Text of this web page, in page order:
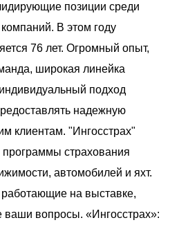
позиции среди
В этом году
76 лет. Огромный опыт,
широкая линейка
подход
надежную
клиентам. "Ингосстрах"
программы страхования
автомобилей и яхт.
на выставке,
ваши вопросы. «Ингосстрах»: